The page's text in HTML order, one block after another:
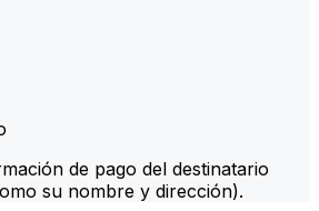
de pago del destinatario
su nombre y dirección).